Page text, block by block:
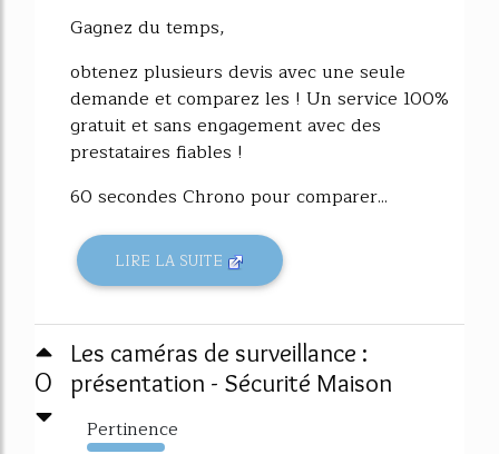
Gagnez du temps,
obtenez plusieurs devis avec une seule
demande et comparez les ! Un service 100%
gratuit et sans engagement avec des
prestataires fiables !
60 secondes Chrono pour comparer...
LIRE LA SUITE
0
Les caméras de surveillance :
présentation - Sécurité Maison
Pertinence